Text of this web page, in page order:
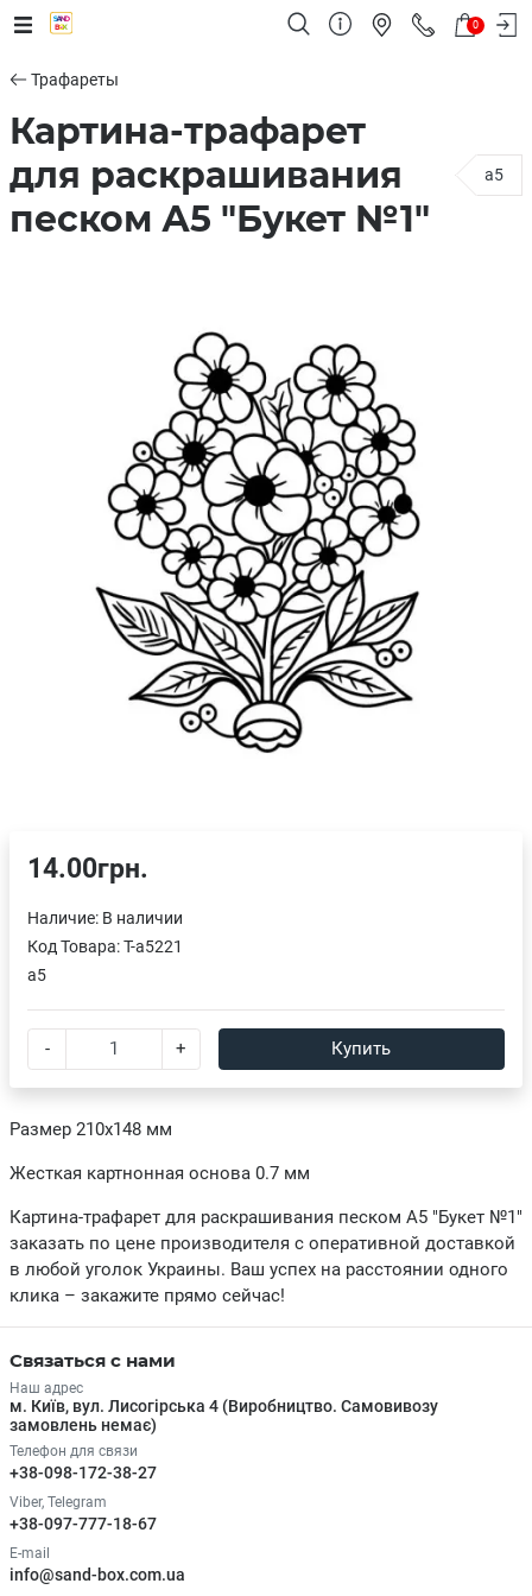
0
Трафареты
Картина-трафарет
для раскрашивания
песком А5 "Букет №1"
a5
Размер 210х148 мм
Жесткая картнонная основа 0.7 мм
Картина-трафарет для раскрашивания песком А5 "Букет №1"
заказать по цене производителя с оперативной доставкой
в любой уголок Украины. Ваш успех на расстоянии одного
клика – закажите прямо сейчас!
14.00грн.
Наличие: В наличии
Код Товара:T-a5221
a5
- + Купить
Связаться с нами
Наш адрес
м. Київ, вул. Лисогірська 4 (Виробництво. Самовивозу
замовлень немає)
Телефон для связи
+38-098-172-38-27
Viber, Telegram
+38-097-777-18-67
E-mail
info@sand-box.com.ua